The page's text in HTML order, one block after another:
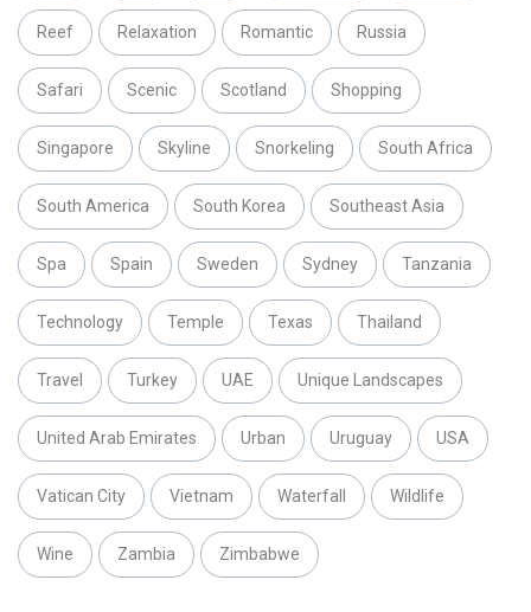
Reef Relaxation Romantic Russia
Safari Scenic Scotland Shopping
Singapore Skyline Snorkeling South Africa
South America South Korea Southeast Asia
Spa Spain Sweden Sydney Tanzania
Technology Temple Texas Thailand
Travel Turkey UAE Unique Landscapes
United Arab Emirates Urban Uruguay USA
Vatican City Vietnam Waterfall Wildlife
Wine Zambia Zimbabwe